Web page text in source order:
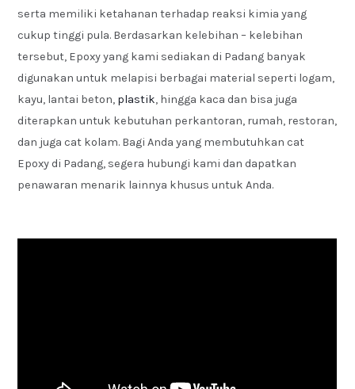
serta memiliki ketahanan terhadap reaksi kimia yang
cukup tinggi pula. Berdasarkan kelebihan – kelebihan
tersebut, Epoxy yang kami sediakan di Padang banyak
digunakan untuk melapisi berbagai material seperti logam,
kayu, lantai beton, plastik, hingga kaca dan bisa juga
diterapkan untuk kebutuhan perkantoran, rumah, restoran,
dan juga cat kolam. Bagi Anda yang membutuhkan cat
Epoxy di Padang, segera hubungi kami dan dapatkan
penawaran menarik lainnya khusus untuk Anda.